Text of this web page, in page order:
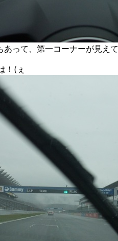
って、第一コーナーが見え
！(ぇ